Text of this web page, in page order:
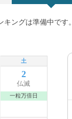
ングは準備中です。
土
2
仏滅
一粒万倍日